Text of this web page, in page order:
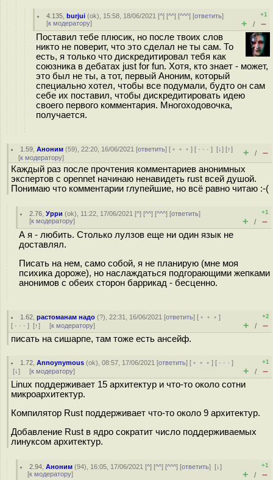
4.135 ,burjui (ok), 15:58, 18/06/2021 [^] [^^] [^^^] [ответить]
[к модератору]
+1
+ / –
Поставил тебе плюсик, но после твоих слов
никто не поверит, что это сделал не ты сам. То
есть, я только что дискредитировал тебя как
союзника в дебатах just for fun. Хотя, кто знает - может,
это был не ты, а тот, первый Аноним, который
специально хотел, чтобы все подумали, будто он сам
себе их поставил, чтобы дискредитировать идею
своего первого комментария. Многоходовочка,
получается.
1.59 ,Аноним (59), 22:20, 16/06/2021 [ответить] [ ﹢﹢﹢] [ · · ·][↓] [↑]
[к модератору] + / –
Каждый раз после прочтения комментариев анонимных
экспертов с opennet начинаю ненавидеть rust всей душой.
Понимаю что комментарии глупейшие, но всё равно читаю :-(
2.76 ,Урри (ok), 11:22, 17/06/2021 [^] [^^] [^^^] [ответить]
[к модератору]
+1
+ / –
А я - любить. Столько лулзов еще ни один язык не
доставлял.
Писать на нем, само собой, я не планирую (мне моя
психика дороже), но наслаждаться подгорающими жепками
анонимов с обеих сторон баррикад - бесценно.
1.62 ,растоманам надо (?), 22:31, 16/06/2021 [ответить] [ ﹢﹢﹢]
[ · · · ] [↑] [к модератору]
+2
+ / –
писать на сишарпе, там тоже есть ансейф.
1.72 ,Annoynymous (ok), 08:57, 17/06/2021 [ответить] [ ﹢﹢﹢] [ · · ·]
[↓] [к модератору]
+1
+ / –
Linux поддерживает 15 архитектур и что-то около сотни
микроархитектур.
Компилятор Rust поддерживает что-то около 9 архитектур.
Добавление Rust в ядро сократит число поддерживаемых
линуксом архитектур.
2.94 ,Аноним (94), 16:05, 17/06/2021 [^] [^^] [^^^] [ответить][↓]
[к модератору]
+1
+ / –